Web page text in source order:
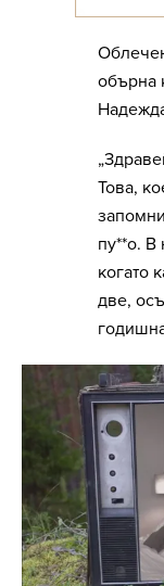
обърна
Това,
пу**о. В
когато
две,